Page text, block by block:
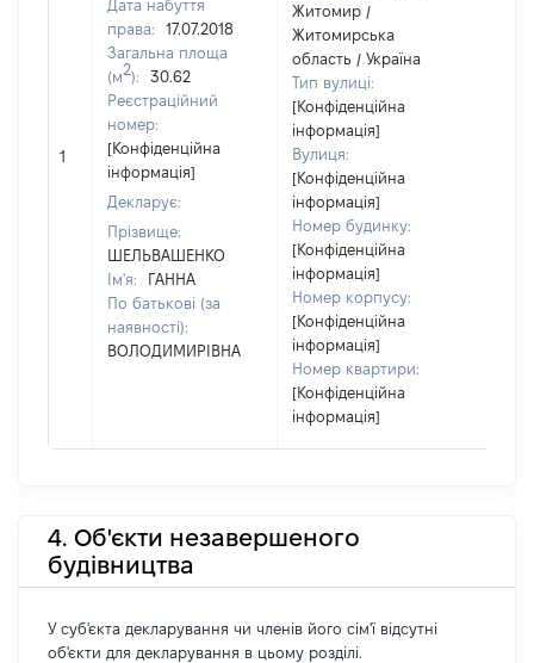
1
Дата набуття
права:
17.07.2018
Загальна площа
(м2):
30.62
Реєстраційний
номер:
[Конфіденційна
інформація]
Декларує:
Прізвище:
ШЕЛЬВАШЕНКО
Ім'я:
ГАННА
По батькові (за
наявності):
ВОЛОДИМИРІВНА
Житомир /
Житомирська
область / Україна
Тип вулиці:
[Конфіденційна
інформація]
Вулиця:
[Конфіденційна
інформація]
Номер будинку:
[Конфіденційна
інформація]
Номер корпусу:
[Конфіденційна
інформація]
Номер квартири:
[Конфіденційна
інформація]
4. Об'єкти незавершеного
будівництва
У суб'єкта декларування чи членів його сім'ї відсутні
об'єкти для декларування в цьому розділі.